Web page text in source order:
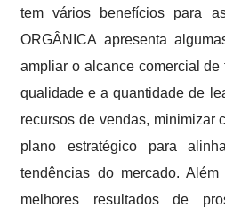
tem vários benefícios para
ORGÂNICA apresenta
ampliar o alcance comercial de
qualidade e a quantidade de
recursos de vendas, minimizar
plano estratégico para
tendências do mercado.
melhores resultados de